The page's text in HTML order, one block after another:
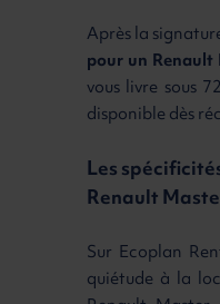
Après la
pour un
vous livre sous
disponible dès
Les
Renault
Sur Ecoplan
quiétude à la